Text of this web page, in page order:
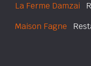
La Ferme Damzai
Maison Fagne